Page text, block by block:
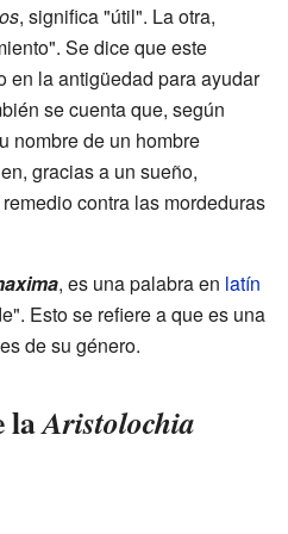
, significa "útil". La otra,
Se dice que este
en la antigüedad para ayudar
se cuenta que, según
nombre de un hombre
gracias a un sueño,
contra las mordeduras
, es una palabra en latín
Esto se refiere a que es una
de su género.
laAristolochia